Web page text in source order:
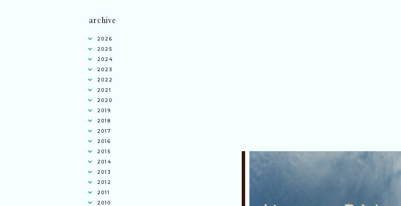
archive
2026
2025
2024
2023
2022
2021
2020
2019
2018
2017
2016
2015
2014
2013
2012
2011
2010